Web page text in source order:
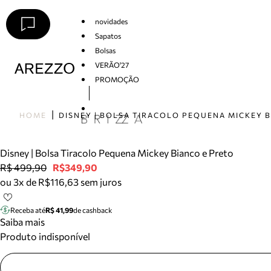
novidades
Sapatos
Bolsas
VERÃO'27
PROMOÇÃO
HOME
Disney | Bolsa Tiracolo Pequena Mickey Bianco e Preto
R$ 499,90 R$349,90
ou 3x de R$116,63 sem juros
Receba atéR$ 41,99de cashback
Saiba mais
Produto indisponível